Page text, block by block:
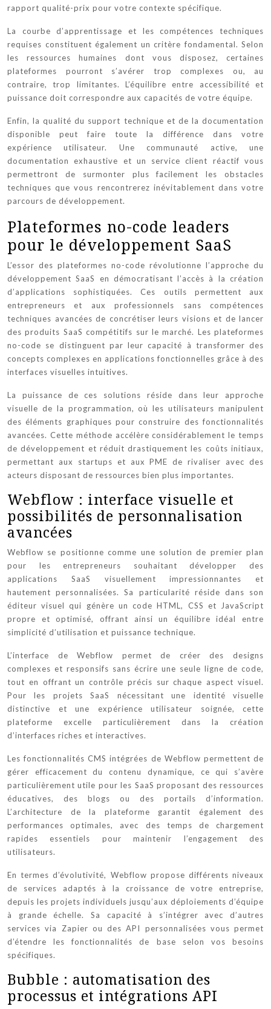
rapport qualité-prix pour votre contexte spécifique.
La courbe d’apprentissage et les compétences techniques
requises constituent également un critère fondamental. Selon
les ressources humaines dont vous disposez, certaines
plateformes pourront s’avérer trop complexes ou, au
contraire, trop limitantes. L’équilibre entre accessibilité et
puissance doit correspondre aux capacités de votre équipe.
Enfin, la qualité du support technique et de la documentation
disponible peut faire toute la différence dans votre
expérience utilisateur. Une communauté active, une
documentation exhaustive et un service client réactif vous
permettront de surmonter plus facilement les obstacles
techniques que vous rencontrerez inévitablement dans votre
parcours de développement.
Plateformes no-code leaders
pour le développement SaaS
L’essor des plateformes no-code révolutionne l’approche du
développement SaaS en démocratisant l’accès à la création
d’applications sophistiquées. Ces outils permettent aux
entrepreneurs et aux professionnels sans compétences
techniques avancées de concrétiser leurs visions et de lancer
des produits SaaS compétitifs sur le marché. Les plateformes
no-code se distinguent par leur capacité à transformer des
concepts complexes en applications fonctionnelles grâce à des
interfaces visuelles intuitives.
La puissance de ces solutions réside dans leur approche
visuelle de la programmation, où les utilisateurs manipulent
des éléments graphiques pour construire des fonctionnalités
avancées. Cette méthode accélère considérablement le temps
de développement et réduit drastiquement les coûts initiaux,
permettant aux startups et aux PME de rivaliser avec des
acteurs disposant de ressources bien plus importantes.
Webflow : interface visuelle et
possibilités de personnalisation
avancées
Webflow se positionne comme une solution de premier plan
pour les entrepreneurs souhaitant développer des
applications SaaS visuellement impressionnantes et
hautement personnalisées. Sa particularité réside dans son
éditeur visuel qui génère un code HTML, CSS et JavaScript
propre et optimisé, offrant ainsi un équilibre idéal entre
simplicité d’utilisation et puissance technique.
L’interface de Webflow permet de créer des designs
complexes et responsifs sans écrire une seule ligne de code,
tout en offrant un contrôle précis sur chaque aspect visuel.
Pour les projets SaaS nécessitant une identité visuelle
distinctive et une expérience utilisateur soignée, cette
plateforme excelle particulièrement dans la création
d’interfaces riches et interactives.
Les fonctionnalités CMS intégrées de Webflow permettent de
gérer efficacement du contenu dynamique, ce qui s’avère
particulièrement utile pour les SaaS proposant des ressources
éducatives, des blogs ou des portails d’information.
L’architecture de la plateforme garantit également des
performances optimales, avec des temps de chargement
rapides essentiels pour maintenir l’engagement des
utilisateurs.
En termes d’évolutivité, Webflow propose différents niveaux
de services adaptés à la croissance de votre entreprise,
depuis les projets individuels jusqu’aux déploiements d’équipe
à grande échelle. Sa capacité à s’intégrer avec d’autres
services via Zapier ou des API personnalisées vous permet
d’étendre les fonctionnalités de base selon vos besoins
spécifiques.
Bubble : automatisation des
processus et intégrations API